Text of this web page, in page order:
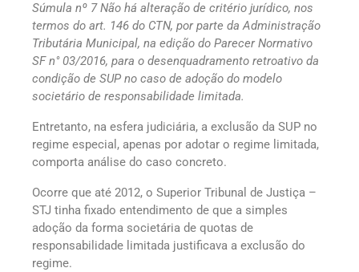
Súmula nº 7 Não há alteração de critério jurídico, nos
termos do art. 146 do CTN, por parte da Administração
Tributária Municipal, na edição do Parecer Normativo
SF n° 03/2016, para o desenquadramento retroativo da
condição de SUP no caso de adoção do modelo
societário de responsabilidade limitada.
Entretanto, na esfera judiciária, a exclusão da SUP no
regime especial, apenas por adotar o regime limitada,
comporta análise do caso concreto.
Ocorre que até 2012, o Superior Tribunal de Justiça –
STJ tinha fixado entendimento de que a simples
adoção da forma societária de quotas de
responsabilidade limitada justificava a exclusão do
regime.